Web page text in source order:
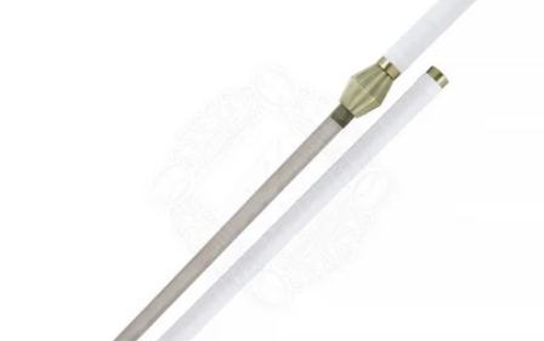
le média 0 en mode modal